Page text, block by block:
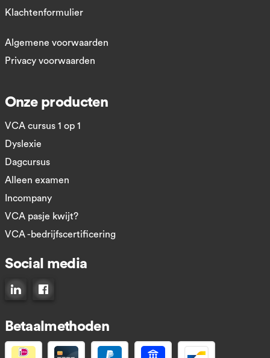
Klachtenformulier
Algemene voorwaarden
Privacy voorwaarden
Onze producten
VCA cursus 1 op 1
Dyslexie
Dagcursus
Alleen examen
Incompany
VCA pasje kwijt?
VCA -bedrijfscertificering
Social media
Connect op LinkedIn
Like ons op Facebook
Betaalmethoden